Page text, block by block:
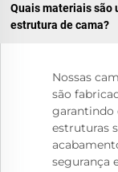
Quais materiais são
estrutura de cama?
Nossas
são
garantindo
estruturas
segurança